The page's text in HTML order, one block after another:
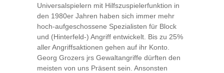
Universalspielern mit Hilfszuspielerfunktion in
den 1980er Jahren haben sich immer mehr
hoch-aufgeschossene Spezialisten für Block
und (Hinterfeld-) Angriff entwickelt. Bis zu 25%
aller Angriffsaktionen gehen auf ihr Konto.
Georg Grozers jrs Gewaltangriffe dürften den
meisten von uns Präsent sein. Ansonsten